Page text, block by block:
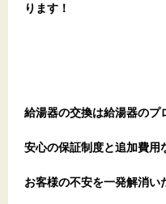
ります！
給湯器の交換は給湯器のプ
安心の保証制度と追加費用
お客様の不安を一発解消い